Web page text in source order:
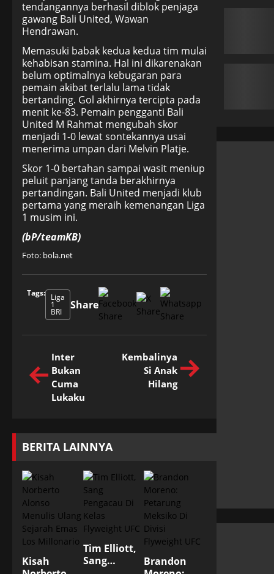
tendangannya berhasil diblok penjaga
gawang Bali United, Wawan
Hendrawan.
Memasuki babak kedua kedua tim mulai
kehabisan stamina. Hal ini dikarenakan
belum optimalnya kebugaran para
pemain akibat terlalu lama tidak
bertanding. Gol akhirnya tercipta pada
menit ke-83. Pemain pengganti Bali
United M Rahmat mengubah skor
menjadi 1-0 lewat sontekannya usai
menerima umpan dari Melvin Platje.
Skor 1-0 bertahan sampai wasit meniup
peluit panjang tanda berakhirnya
pertandingan. Bali United menjadi klub
pertama yang meraih kemenangan Liga
1 musim ini.
(bP/teamKB)
Foto: bola.net
Tags: Liga
1
BRI
Share
Inter
Bukan
Cuma
Lukaku
Kembalinya
Si Anak
Hilang
BERITA LAINNYA
Kisah
Tim Elliott,
Sang
Brandon